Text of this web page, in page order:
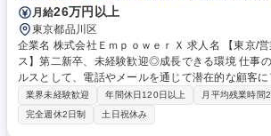
月給26万円以上
東京都品川区
企業名 株式会社ＥｍｐｏｗｅｒＸ 求人名 【東京/営業・インサイドセール
ス】第二新卒、未経験歓迎◎成長できる環境 仕事の内容 インサイドセー
ルスとして、電話やメールを通じて潜在的な顧客
機会を創出いたします。具体的には以下の業務をお任せ
ータベースの分析潜在顧客のリストを分析し、ター
■アウトリーチ活動電話やメールを使って、潜在顧
業界未経験歓迎 年間休日120日以上 月平均残業時間
完全週休2日制
土日祝休み